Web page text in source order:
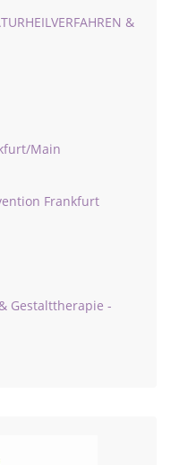
&
Main
Frankfurt
Gestalttherapie -